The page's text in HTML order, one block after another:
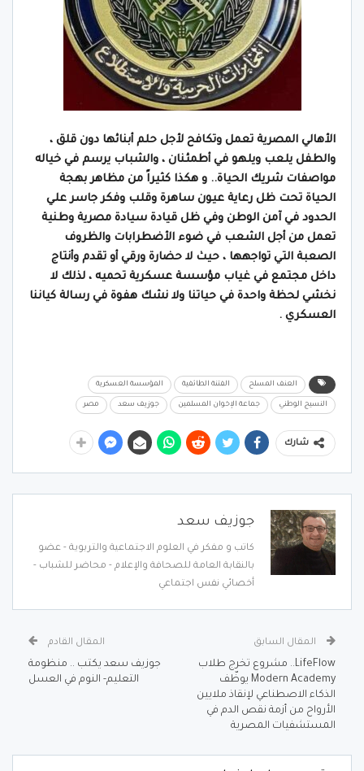
الأهالي المصرية تعمل وتكافح لأجل حلم أبنائها دون قلق ،
والطفل يلعب ويلهو في أطمئنان ، والشباب يرسم في خياله
مواصفات شريك الحياة.. و هكذا كثيراً من مظاهر بهجة
الحياة تحت ظل رعاية عيون ساهرة وقلب وفكر جاسر علي
الحدود في آمن الوطن وفي ظل قيادة سيادة مصرية وطنية
تعمل من أجل الشعب في ضوء الأضطرابات والظروف
الصعبة التي تواجهها ، حيث لا حضارة ورقي أو تقدم وأنتاج
داخل مجتمع في غياب مؤسسة عسكرية تحميه ، لذلك لا
نخشي لحظة واحدة في حياتنا ولا نشك هفوة في رسالة كياننا
العسكري .
العنف المسلح الفتنة الطائفية المؤسسة العسكرية
النسيج الوطني جماعة الإخوان المسلمين جوزيف سعد مصر
شارك
جوزيف سعد
كاتب و مفكر في العلوم الاجتماعية والتربوية - عضو
بالنقابة العامة للصحافة والإعلام - محاضر للشباب -
أخصائي نفس اجتماعي
المقال السابق
LifeFlow.. مشروع تخرج طلاب
Modern Academy يوظّف
الذكاء الاصطناعي لإنقاذ ملايين
الأرواح من أزمة نقص الدم في
المستشفيات المصرية
المقال القادم
جوزيف سعد يكتب .. منظومة
التعليم- النوم في العسل